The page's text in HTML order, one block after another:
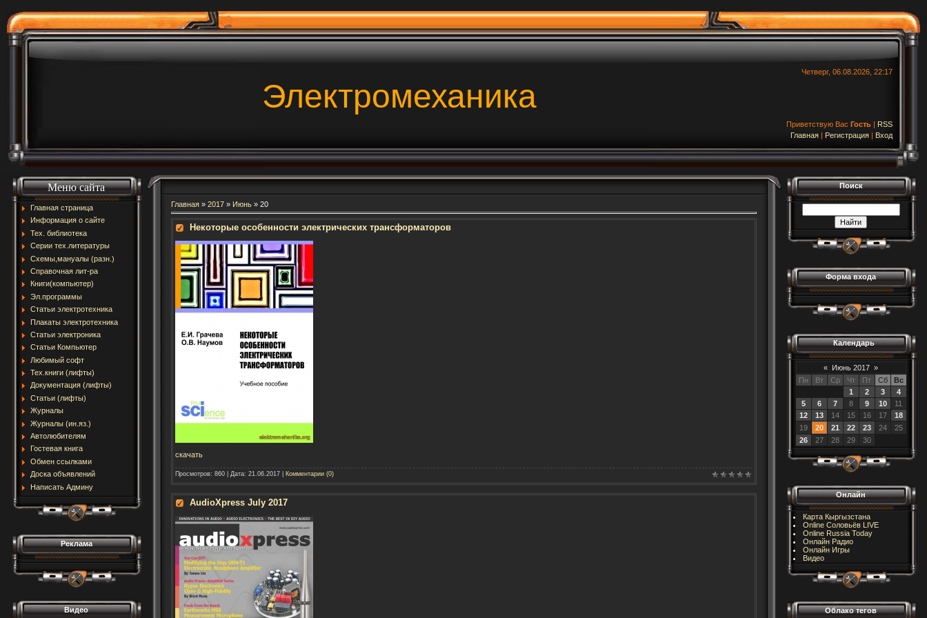
Четверг, 06.08.2026, 22:17
Электромеханика
Приветствую Вас Гость | RSS
Главная | Регистрация | Вход
Меню сайта
Главная страница
Информация о сайте
Тех. библиотека
Серии тех.литературы
Схемы,мануалы (разн.)
Справочная лит-ра
Книги(компьютер)
Эл.программы
Статьи электротехника
Плакаты электротехника
Статьи электроника
Статьи Компьютер
Любимый софт
Тех.книги (лифты)
Документация (лифты)
Статьи (лифты)
Журналы
Журналы (ин.яз.)
Автолюбителям
Гостевая книга
Обмен ссылками
Доска объявлений
Написать Админу
Реклама
Видео
Главная» 2017 » Июнь » 20
Некоторые особенности электрических трансформаторов
скачать
Просмотров: 860| Дата: 21.06.2017 Комментарии (0)
AudioXpress July 2017
Поиск
Форма входа
Календарь
« Июнь 2017 »
Пн
Вт Ср Чт Пт Сб
Вс
1
2 3
4
5
6 7 8 9 10
11
12
13 14 15 16 17
18
19
20 21 22 23 24
25
26
27 28 29 30
Онлайн
Карта Кыргызстана
Online Соловьёв LIVE
Online Russia Today
Онлайн Радио
Онлайн Игры
Видео
Облако тегов